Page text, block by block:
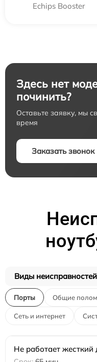
Echips Booster
Здесь нет
починить?
Оставьте заявку, мы
время
Заказать звонок
Виды неисправностей
Порты Общие
Сеть и интернет
Не работает жесткий